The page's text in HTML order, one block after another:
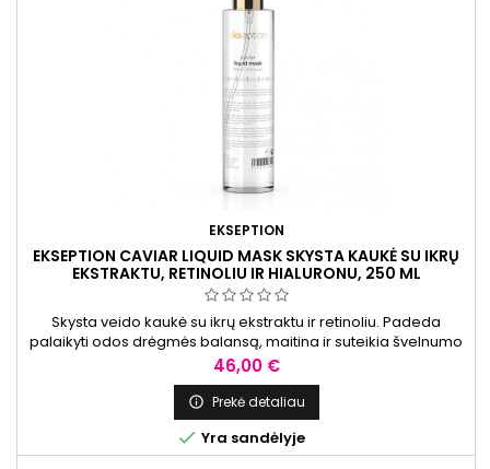
EKSEPTION
EKSEPTION CAVIAR LIQUID MASK SKYSTA KAUKĖ SU IKRŲ
EKSTRAKTU, RETINOLIU IR HIALURONU, 250 ML
Skysta veido kaukė su ikrų ekstraktu ir retinoliu. Padeda
palaikyti odos drėgmės balansą, maitina ir suteikia švelnumo
pojūtį. Tinka visiems odos tipams.
Kaina
46,00 €
 Prekė detaliau
 Yra sandėlyje